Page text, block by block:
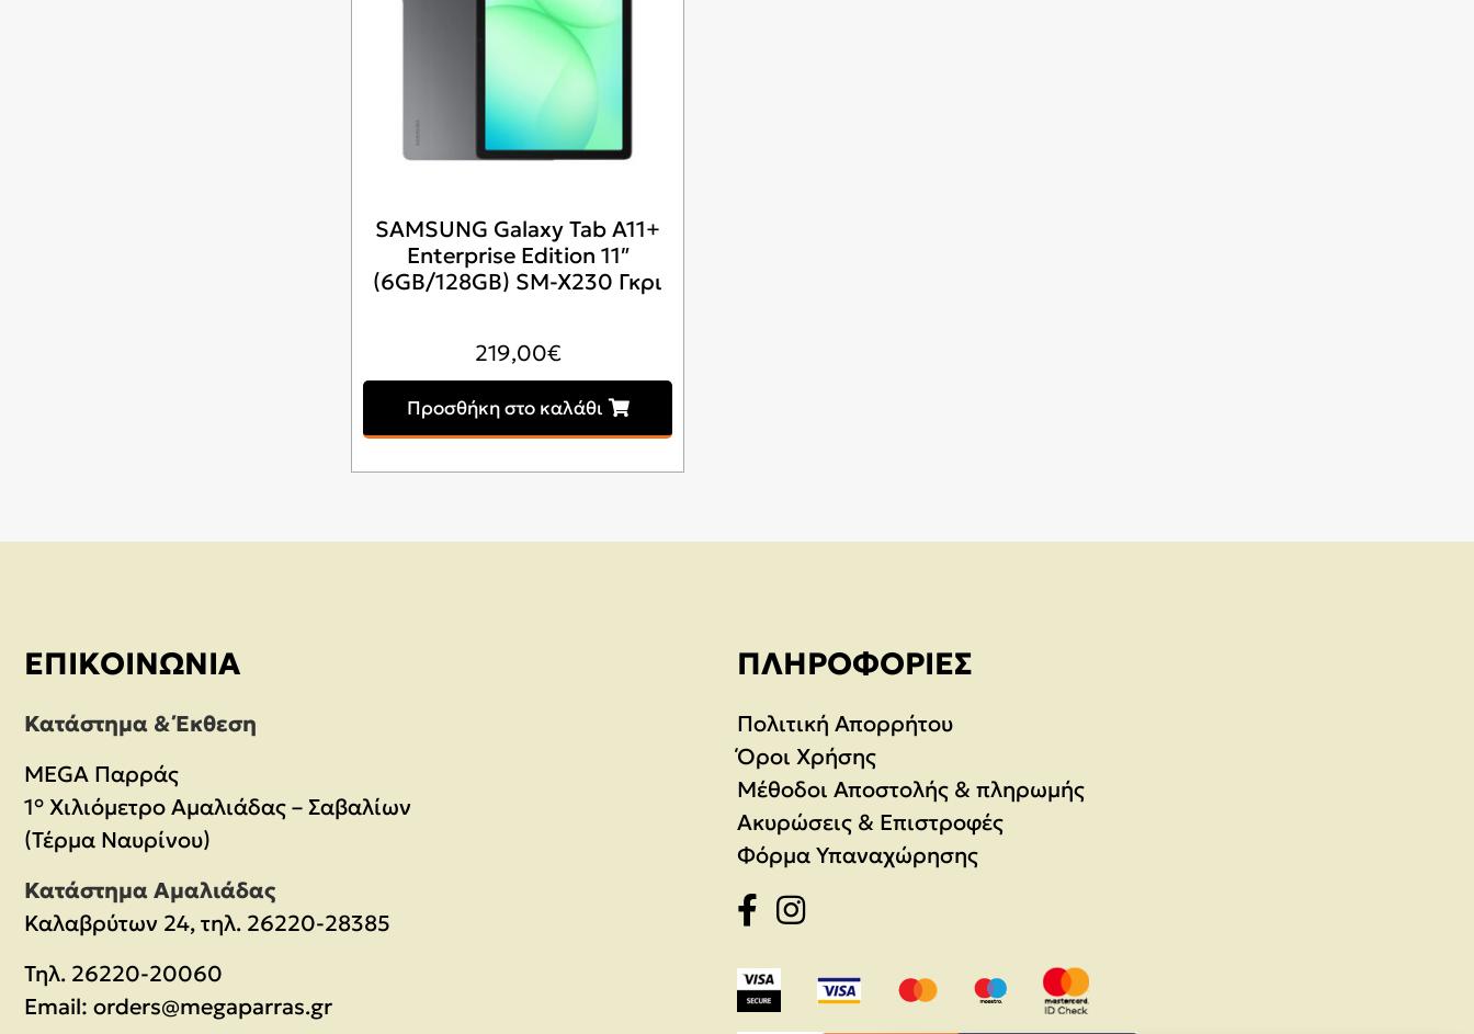
SAMSUNG Galaxy Tab A11+
Enterprise Edition 11″
(6GB/128GB) SM-X230 Γκρι
219,00€
Προσθήκη στο καλάθι
ΕΠΙΚΟΙΝΩΝΊΑ
Κατάστημα & Έκθεση
MEGA Παρράς
1° Χιλιόμετρο Αμαλιάδας – Σαβαλίων
(Τέρμα Ναυρίνου)
Κατάστημα Αμαλιάδας
Καλαβρύτων 24, τηλ. 26220-28385
Τηλ. 26220-20060
Email: orders@megaparras.gr
ΠΛΗΡΟΦΟΡΊΕΣ
Πολιτική Απορρήτου
Όροι Χρήσης
Μέθοδοι Αποστολής & πληρωμής
Ακυρώσεις & Επιστροφές
Φόρμα Υπαναχώρησης